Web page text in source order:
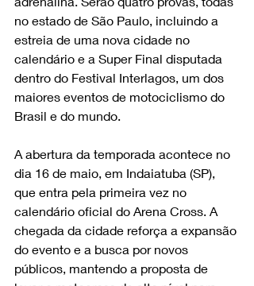
no estado de São Paulo, incluindo a
estreia de uma nova cidade no
calendário e a Super Final disputada
dentro do Festival Interlagos, um dos
maiores eventos de motociclismo do
Brasil e do mundo.
A abertura da temporada acontece no
dia 16 de maio, em Indaiatuba (SP),
que entra pela primeira vez no
calendário oficial do Arena Cross. A
chegada da cidade reforça a expansão
do evento e a busca por novos
públicos, mantendo a proposta de